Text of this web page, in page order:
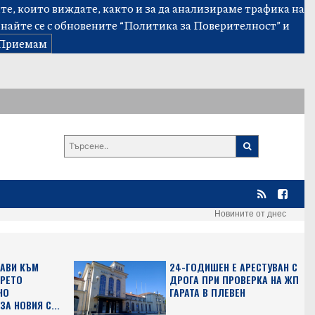
които виждате, както и за да анализираме трафика на
се с обновените“Политика за Поверителност”и
Новините от днес
КЪМ
НОВИЯ С...
24-ГОДИШЕН Е АРЕСТУВАН С
ДРОГА ПРИ ПРОВЕРКА НА ЖП
ГАРАТА В ПЛЕВЕН